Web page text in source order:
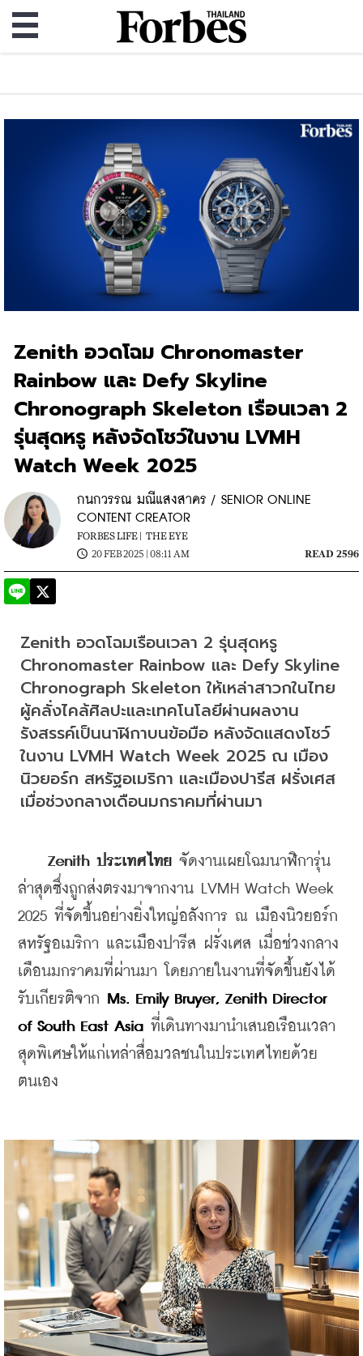
Zenith อวดโฉม Chronomaster
Rainbow และ Defy Skyline
Chronograph Skeleton เรือนเวลา 2
รุ่นสุดหรู หลังจัดโชว์ในงาน LVMH
Watch Week 2025
กนกวรรณ มณีแสงสาคร / SENIOR ONLINE
CONTENT CREATOR
FORBES LIFE | THE EYE
20 FEB 2025 | 08:11 AM
READ 2596
​Zenith อวดโฉมเรือนเวลา 2 รุ่นสุดหรู
Chronomaster Rainbow และ Defy Skyline
Chronograph Skeleton ให้เหล่าสาวกในไทย
ผู้คลั่งไคล้ศิลปะและเทคโนโลยีผ่านผลงาน
รังสรรค์เป็นนาฬิกาบนข้อมือ หลังจัดแสดงโชว์
ในงาน LVMH Watch Week 2025 ณ เมือง
นิวยอร์ก สหรัฐอเมริกา และเมืองปารีส ฝรั่งเศส
เมื่อช่วงกลางเดือนมกราคมที่ผ่านมา
Zenith ประเทศไทย จัดงานเผยโฉมนาฬิการุ่น
ล่าสุดซึ่งถูกส่งตรงมาจากงาน LVMH Watch Week
2025 ที่จัดขึ้นอย่างยิ่งใหญ่อลังการ ณ เมืองนิวยอร์ก
สหรัฐอเมริกา และเมืองปารีส ฝรั่งเศส เมื่อช่วงกลาง
เดือนมกราคมที่ผ่านมา โดยภายในงานที่จัดขึ้นยังได้
รับเกียรติจาก Ms. Emily Bruyer, Zenith Director
of South East Asia ที่เดินทางมานำเสนอเรือนเวลา
สุดพิเศษให้แก่เหล่าสื่อมวลชนในประเทศไทยด้วย
ตนเอง